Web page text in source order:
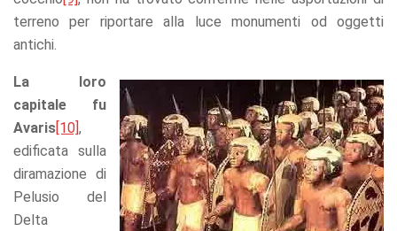
terreno per riportare alla luce monumenti od oggetti
antichi.
La loro
capitale fu
Avaris[10],
edificata sulla
diramazione di
Pelusio del
Delta